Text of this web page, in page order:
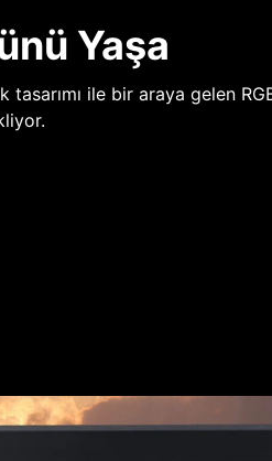
Yaşa
tasarımı ile bir araya gelen